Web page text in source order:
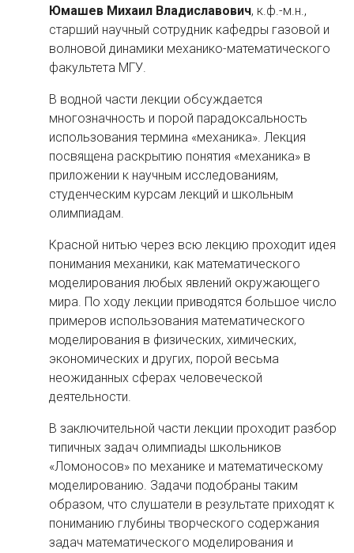
Юмашев Михаил Владиславович, к.ф.-м.н.,
старший научный сотрудник кафедры газовой и
волновой динамики механико-математического
факультета МГУ.
В водной части лекции обсуждается
многозначность и порой парадоксальность
использования термина «механика». Лекция
посвящена раскрытию понятия «механика» в
приложении к научным исследованиям,
студенческим курсам лекций и школьным
олимпиадам.
Красной нитью через всю лекцию проходит идея
понимания механики, как математического
моделирования любых явлений окружающего
мира. По ходу лекции приводятся большое число
примеров использования математического
моделирования в физических, химических,
экономических и других, порой весьма
неожиданных сферах человеческой
деятельности.
В заключительной части лекции проходит разбор
типичных задач олимпиады школьников
«Ломоносов» по механике и математическому
моделированию. Задачи подобраны таким
образом, что слушатели в результате приходят к
пониманию глубины творческого содержания
задач математического моделирования и